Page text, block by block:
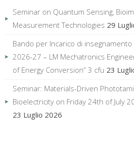
Seminar on Quantum Sensing,
Measurement Technologies 29
Bando per Incarico di
2026-27 – LM Mechatronics
of Energy Conversion” 3 cfu 23
Seminar: Materials-Driven
Bioelectricity on Friday 24th of July
23 Luglio 2026